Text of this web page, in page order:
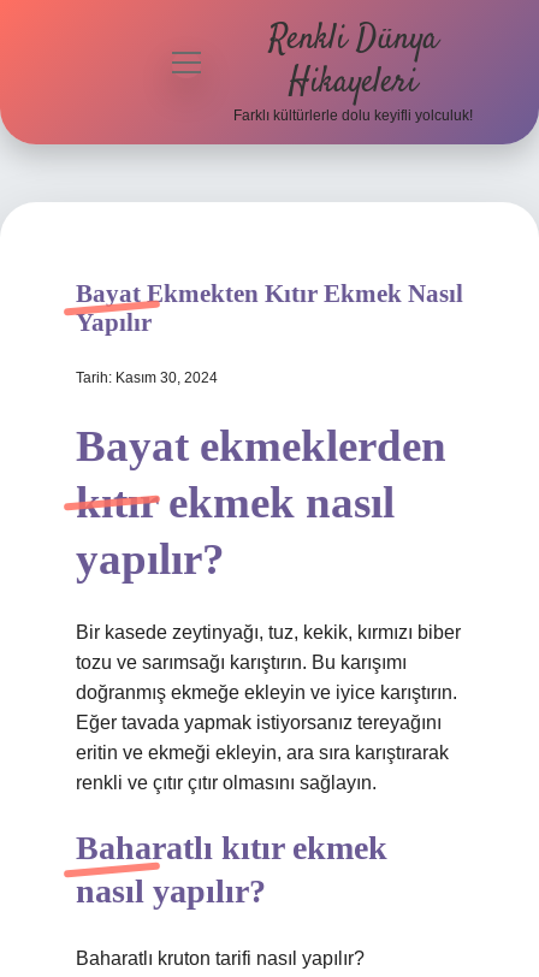
Hakkımızda
menüyü
Renkli Dünya
Hikayeleri
Farklı kültürlerle dolu keyifli yolculuk!
Bayat Ekmekten Kıtır Ekmek Nasıl
Yapılır
Tarih: Kasım 30, 2024
Bayat ekmeklerden
kıtır ekmek nasıl
yapılır?
Bir kasede zeytinyağı, tuz, kekik, kırmızı biber
tozu ve sarımsağı karıştırın. Bu karışımı
doğranmış ekmeğe ekleyin ve iyice karıştırın.
Eğer tavada yapmak istiyorsanız tereyağını
eritin ve ekmeği ekleyin, ara sıra karıştırarak
renkli ve çıtır çıtır olmasını sağlayın.
Baharatlı kıtır ekmek
nasıl yapılır?
Baharatlı kruton tarifi nasıl yapılır?